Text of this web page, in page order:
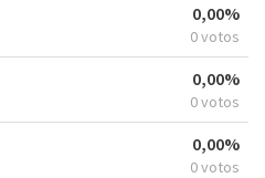
0,00%
0 votos
0,00%
0 votos
0,00%
0 votos